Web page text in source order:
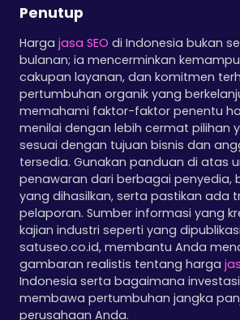
Penutup
Hargajasa SEO di Indonesia bukan
bulanan; ia mencerminkan
cakupan layanan, dan komitmen
pertumbuhan organik yang
memahami faktor-faktor penentu
menilai dengan lebih cermat pilihan
sesuai dengan tujuan bisnis dan
tersedia. Gunakan panduan di atas
penawaran dari berbagai penyedia,
yang dihasilkan, serta pastikan ada
pelaporan. Sumber informasi yang
kajian industri seperti yang
satuseo.co.id, membantu Anda
gambaran realistis tentang harga
Indonesia serta bagaimana
membawa pertumbuhan jangka
perusahaan Anda.